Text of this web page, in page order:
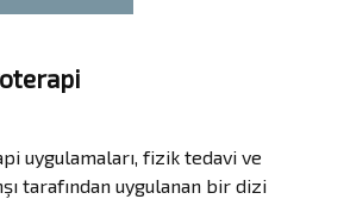
uygulamaları, fizik tedavi ve
tarafından uygulanan bir dizi